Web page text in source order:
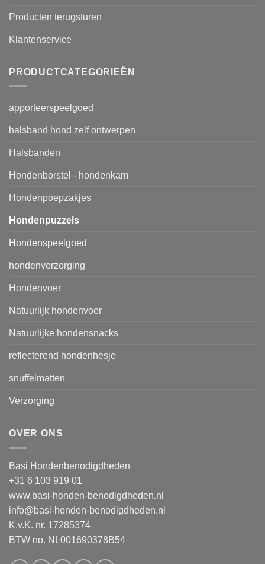
Producten terugsturen
Klantenservice
PRODUCTCATEGORIEËN
apporteerspeelgoed
halsband hond zelf ontwerpen
Halsbanden
Hondenborstel - hondenkam
Hondenpoepzakjes
Hondenpuzzels
Hondenspeelgoed
hondenverzorging
Hondenvoer
Natuurlijk hondenvoer
Natuurlijke hondensnacks
reflecterend hondenhesje
snuffelmatten
Verzorging
OVER ONS
Basi Hondenbenodigdheden
+31 6 103 919 01
www.basi-honden-benodigdheden.nl
info@basi-honden-benodigdheden.nl
K.v.K. nr. 17285374
BTW no. NL001690378B54